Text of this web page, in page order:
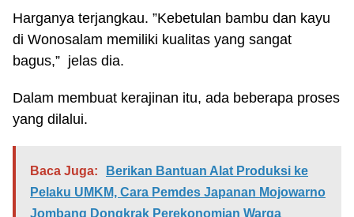
Harganya terjangkau. ”Kebetulan bambu dan kayu
di Wonosalam memiliki kualitas yang sangat
bagus,” jelas dia.
Dalam membuat kerajinan itu, ada beberapa proses
yang dilalui.
Baca Juga:
Berikan Bantuan Alat Produksi ke
Pelaku UMKM, Cara Pemdes Japanan Mojowarno
Jombang Dongkrak Perekonomian Warga